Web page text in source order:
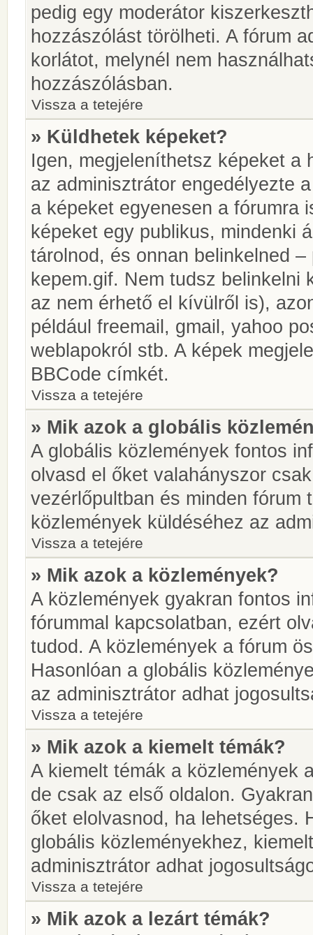
pedig egy moderátor
hozzászólást törölheti. A fórum
korlátot, melynél nem
hozzászólásban.
Vissza a tetejére
» Küldhetek képeket?
Igen, megjeleníthetsz képeket a
az adminisztrátor engedélyezte
a képeket egyenesen a fórumra
képeket egy publikus, mindenki
tárolnod, és onnan belinkelned
kepem.gif. Nem tudsz belinkelni
az nem érhető el kívülről is),
például freemail, gmail, yahoo
weblapokról stb. A képek
BBCode címkét.
Vissza a tetejére
» Mik azok a globális
A globális közlemények fontos
olvasd el őket valahányszor
vezérlőpultban és minden fórum
közlemények küldéséhez az
Vissza a tetejére
» Mik azok a közlemények?
A közlemények gyakran fontos
fórummal kapcsolatban, ezért
tudod. A közlemények a fórum
Hasonlóan a globális
az adminisztrátor adhat
Vissza a tetejére
» Mik azok a kiemelt témák?
A kiemelt témák a közlemények
de csak az első oldalon.
őket elolvasnod, ha lehetséges.
globális közleményekhez,
adminisztrátor adhat
Vissza a tetejére
» Mik azok a lezárt témák?